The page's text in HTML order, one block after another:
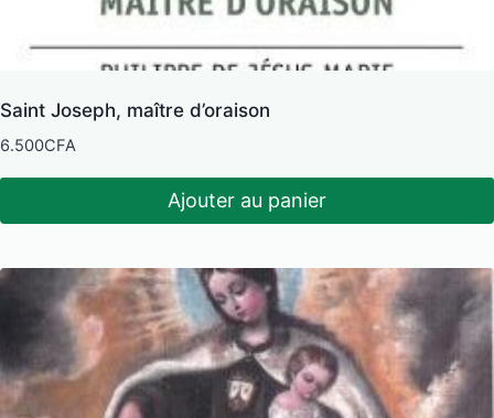
Saint Joseph, maître d’oraison
6.500CFA
Ajouter au panier